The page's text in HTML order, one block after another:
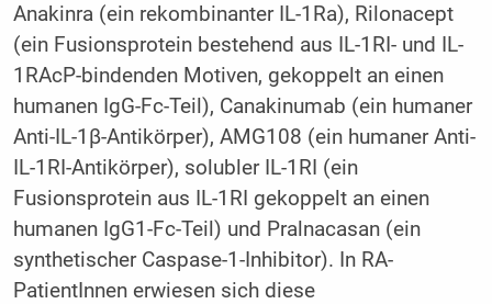
Anakinra (ein rekombinanter IL-1Ra), Rilonacept
(ein Fusionsprotein bestehend aus IL-1RI- und IL-
1RAcP-bindenden Motiven, gekoppelt an einen
humanen IgG-Fc-Teil), Canakinumab (ein humaner
Anti-IL-1β-Antikörper), AMG108 (ein humaner Anti-
IL-1RI-Antikörper), solubler IL-1RI (ein
Fusionsprotein aus IL-1RI gekoppelt an einen
humanen IgG1-Fc-Teil) und Pralnacasan (ein
synthetischer Caspase-1-Inhibitor). In RA-
PatientInnen erwiesen sich diese